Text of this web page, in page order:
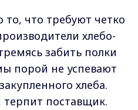
то, что требуют четко
хлебо-
забить полки
порой не успевают
хлеба.
терпит поставщик.